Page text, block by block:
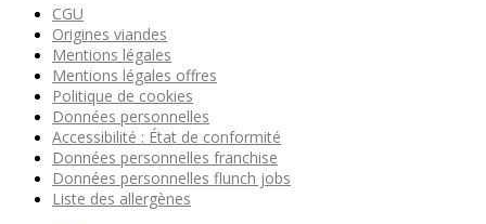
CGU
Origines viandes
Mentions légales
Mentions légales offres
Politique de cookies
Données personnelles
Accessibilité : État de conformité
Données personnelles franchise
Données personnelles flunch jobs
Liste des allergènes